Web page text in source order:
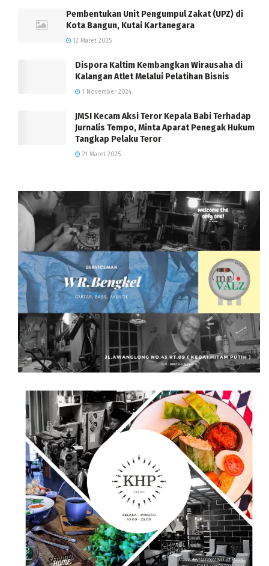
Pembentukan Unit Pengumpul Zakat (UPZ) di
Kota Bangun, Kutai Kartanegara
12 Maret 2025
Dispora Kaltim Kembangkan Wirausaha di
Kalangan Atlet Melalui Pelatihan Bisnis
1 November 2024
JMSI Kecam Aksi Teror Kepala Babi Terhadap
Jurnalis Tempo, Minta Aparat Penegak Hukum
Tangkap Pelaku Teror
21 Maret 2025